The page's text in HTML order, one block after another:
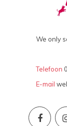
We only
Telefoon
E-mail